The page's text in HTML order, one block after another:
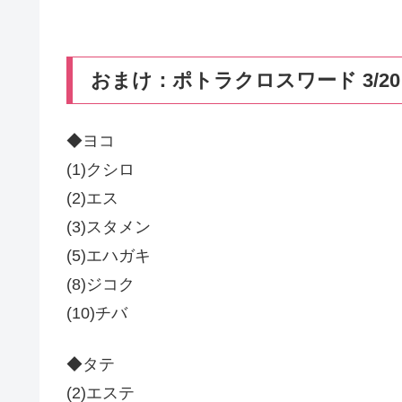
おまけ：ポトラクロスワード 3/
◆ヨコ
(1)クシロ
(2)エス
(3)スタメン
(5)エハガキ
(8)ジコク
(10)チバ
◆タテ
(2)エステ